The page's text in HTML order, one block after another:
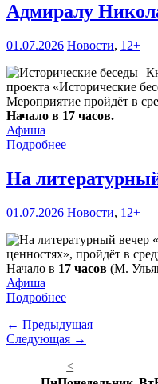
Адмиралу
01.07.2026 Новости, 12+
проекта «Исторические
Мероприятие пройдёт в
Начало в 17 часов.
Афиша
Подробнее
На
01.07.2026 Новости, 12+
ценностях», пройдёт в
Начало в 17 часов (М.
Афиша
Подробнее
← Предыдущая
Следующая →
<